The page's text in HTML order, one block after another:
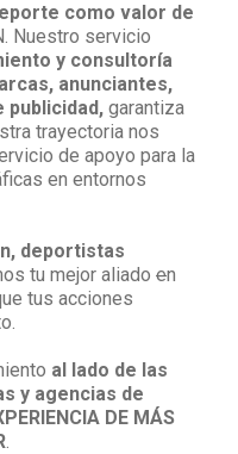
como valor de
Nuestro servicio
y consultoría
anunciantes,
publicidad, garantiza
trayectoria nos
de apoyo para la
en entornos
deportistas
tu mejor aliado en
tus acciones
al lado de las
y agencias de
DE MÁS
.